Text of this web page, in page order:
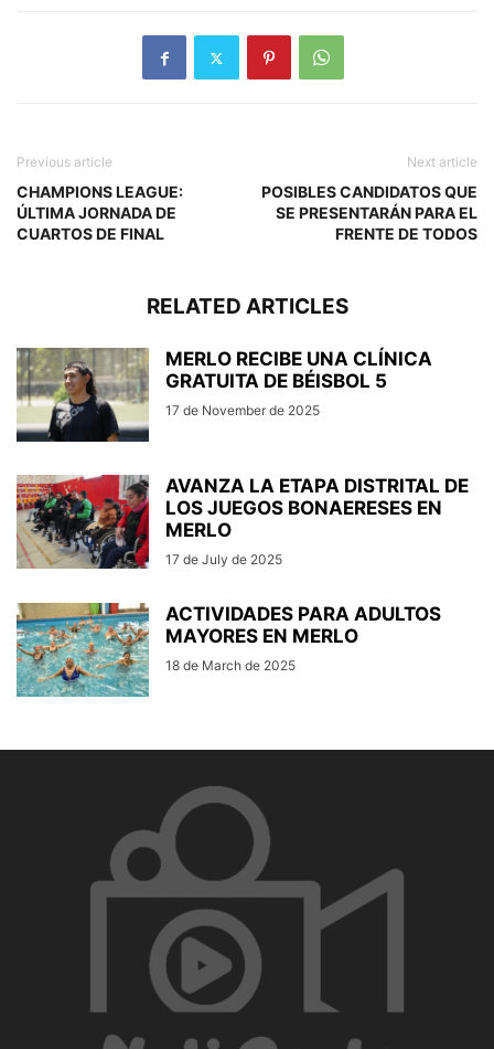
Previous article
CHAMPIONS LEAGUE:
ÚLTIMA JORNADA DE
CUARTOS DE FINAL
Next article
POSIBLES CANDIDATOS QUE
SE PRESENTARÁN PARA EL
FRENTE DE TODOS
RELATED ARTICLES
MERLO RECIBE UNA CLÍNICA
GRATUITA DE BÉISBOL 5
17 de November de 2025
AVANZA LA ETAPA DISTRITAL DE
LOS JUEGOS BONAERESES EN
MERLO
17 de July de 2025
ACTIVIDADES PARA ADULTOS
MAYORES EN MERLO
18 de March de 2025